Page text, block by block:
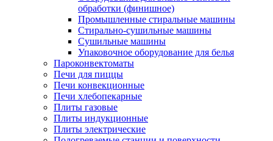
обработки (финишное)
Промышленные стиральные машины
Стирально-сушильные машины
Сушильные машины
Упаковочное оборудование для белья
Пароконвектоматы
Печи для пиццы
Печи конвекционные
Печи хлебопекарные
Плиты газовые
Плиты индукционные
Плиты электрические